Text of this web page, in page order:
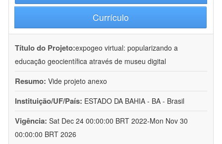
Currículo
Título do Projeto:expogeo virtual: popularizando a
educação geocientífica através de museu digital
Resumo: Vide projeto anexo
Instituição/UF/País: ESTADO DA BAHIA - BA - Brasil
Vigência: Sat Dec 24 00:00:00 BRT 2022-Mon Nov 30
00:00:00 BRT 2026